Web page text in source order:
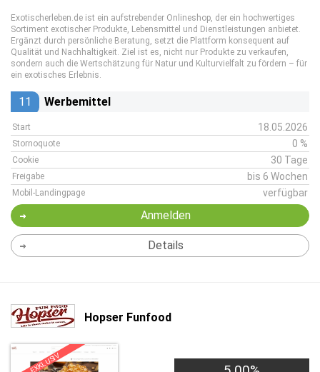
Exotischerleben.de ist ein aufstrebender Onlineshop, der ein hochwertiges
Sortiment exotischer Produkte, Lebensmittel und Dienstleistungen anbietet.
Ergänzt durch persönliche Beratung, setzt die Plattform konsequent auf
Qualität und Nachhaltigkeit. Ziel ist es, nicht nur Produkte zu verkaufen,
sondern auch die Wertschätzung für Natur und Kulturvielfalt zu fördern – für
ein exotisches Erlebnis.
11 Werbemittel
Start 18.05.2026
Stornoquote 0 %
Cookie 30 Tage
Freigabe bis 6 Wochen
Mobil-Landingpage verfügbar
Anmelden
Details
Hopser Funfood
EXKLUSIV